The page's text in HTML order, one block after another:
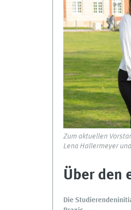
Zum aktuellen
Lena Hallermeyer
Über den
Die